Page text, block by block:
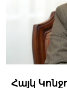
Հայկ